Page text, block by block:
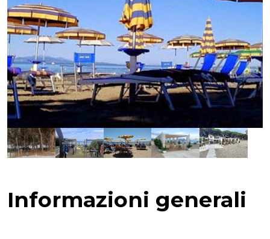
Informazioni generali